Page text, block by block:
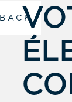
BACK